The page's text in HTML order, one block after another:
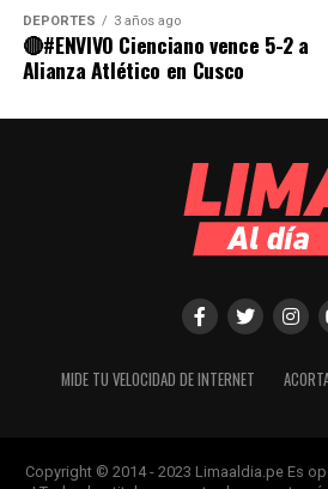
DEPORTES 3 años ago
🔴#ENVIVO Cienciano vence 5-2 a
Alianza Atlético en Cusco
MIDE TU VELOCIDAD DE INTERNET
Copyright © 2014 - 2023 Limaaldia.pe Es